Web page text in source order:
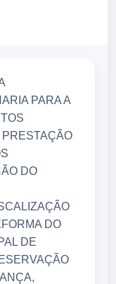
PARA A
DO
DO
DE